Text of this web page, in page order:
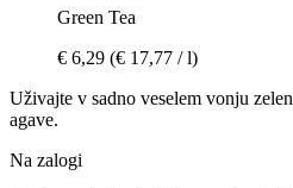
Green Tea
€ 6,29 (€ 17,77 / l)
Uživajte v sadno veselem vonju
agave.
Na zalogi